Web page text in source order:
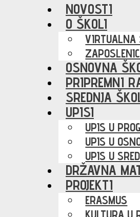
NOVOSTI
O ŠKOLI
VIRTUALNA
OSNOVNA
PRIPREMNI
SREDNJA
UPISI
UPIS U
UPIS U
UPIS U
DRŽAVNA
PROJEKTI
ERASMUS